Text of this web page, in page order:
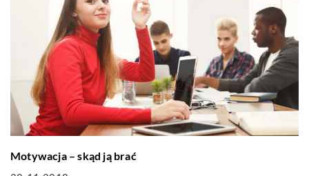
Motywacja – skąd ją brać